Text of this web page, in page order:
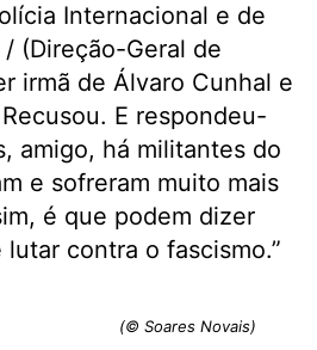
Internacional e de
(Direção-Geral de
irmã de Álvaro Cunhal e
E respondeu-
amigo, há militantes do
e sofreram muito mais
é que podem dizer
contra o fascismo.”
(© Soares Novais)